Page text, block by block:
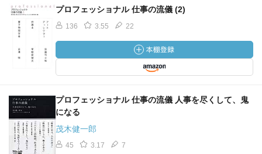
プロフェッショナル 仕事の流儀 (2)
136 3.55 22
プロフェッショナル 仕事の流儀 人事を尽くして、鬼
になる
茂木健一郎
45 3.17 7